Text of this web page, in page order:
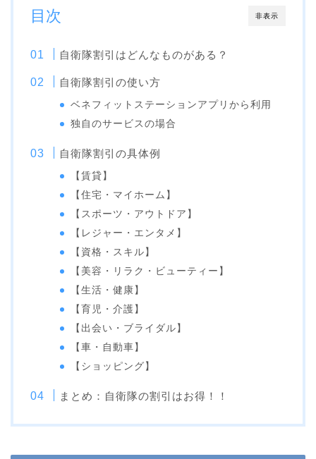
非表示
目次
自衛隊割引はどんなものがある？
自衛隊割引の使い方
ベネフィットステーションアプリから利用
独自のサービスの場合
自衛隊割引の具体例
【賃貸】
【住宅・マイホーム】
【スポーツ・アウトドア】
【レジャー・エンタメ】
【資格・スキル】
【美容・リラク・ビューティー】
【生活・健康】
【育児・介護】
【出会い・ブライダル】
【車・自動車】
【ショッピング】
まとめ：自衛隊の割引はお得！！